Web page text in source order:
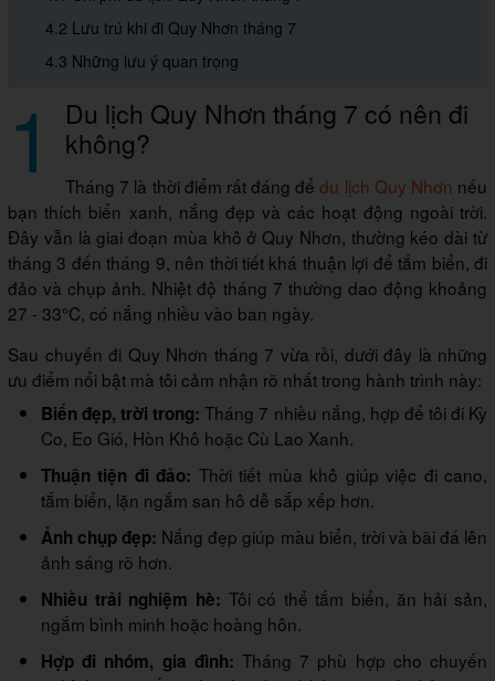
4.2 Lưu trú khi đi Quy Nhơn tháng 7
4.3 Những lưu ý quan trọng
1 Du lịch Quy Nhơn tháng 7 có nên đi
không?
Tháng 7 là thời điểm rất đáng đểdu lịch Quy Nhơn nếu
bạn thích biển xanh, nắng đẹp và các hoạt động ngoài trời.
Đây vẫn là giai đoạn mùa khô ở Quy Nhơn, thường kéo dài từ
tháng 3 đến tháng 9, nên thời tiết khá thuận lợi để tắm biển, đi
đảo và chụp ảnh. Nhiệt độ tháng 7 thường dao động khoảng
27 - 33°C, có nắng nhiều vào ban ngày.
Sau chuyến đi Quy Nhơn tháng 7 vừa rồi, dưới đây là những
ưu điểm nổi bật mà tôi cảm nhận rõ nhất trong hành trình này:
Biển đẹp, trời trong: Tháng 7 nhiều nắng, hợp để tôi đi Kỳ
Co, Eo Gió, Hòn Khô hoặc Cù Lao Xanh.
Thuận tiện đi đảo: Thời tiết mùa khô giúp việc đi cano,
tắm biển, lặn ngắm san hô dễ sắp xếp hơn.
Ảnh chụp đẹp: Nắng đẹp giúp màu biển, trời và bãi đá lên
ảnh sáng rõ hơn.
Nhiều trải nghiệm hè: Tôi có thể tắm biển, ăn hải sản,
ngắm bình minh hoặc hoàng hôn.
Hợp đi nhóm, gia đình: Tháng 7 phù hợp cho chuyến